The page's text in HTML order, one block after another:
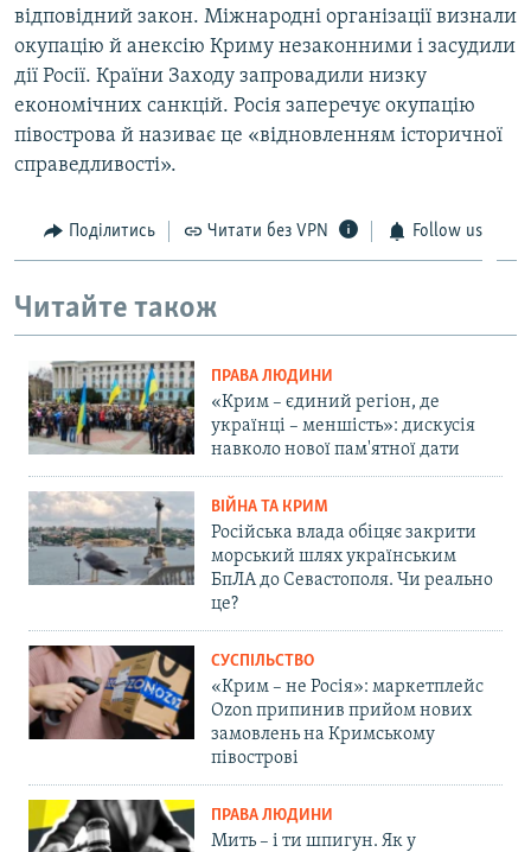
відповідний закон. Міжнародні організації визнали
окупацію й анексію Криму незаконними і засудили
дії Росії. Країни Заходу запровадили низку
економічних санкцій. Росія заперечує окупацію
півострова й називає це «відновленням історичної
справедливості».
Поділитись Читати без VPN Follow us
Читайте також
ПРАВА ЛЮДИНИ
«Крим – єдиний регіон, де
українці – меншість»: дискусія
навколо нової пам'ятної дати
ВІЙНА ТА КРИМ
Російська влада обіцяє закрити
морський шлях українським
БпЛА до Севастополя. Чи реально
це?
СУСПІЛЬСТВО
«Крим – не Росія»: маркетплейс
Ozon припинив прийом нових
замовлень на Кримському
півострові
ПРАВА ЛЮДИНИ
Мить – і ти шпигун. Як у